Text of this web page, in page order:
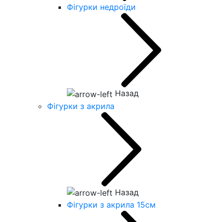
Фігурки недроїди
Назад
Фігурки з акрила
Назад
Фігурки з акрила 15см